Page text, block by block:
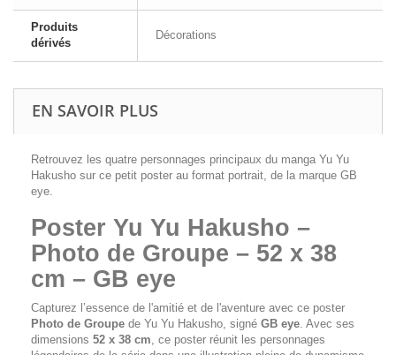
Produits
dérivés
Décorations
EN SAVOIR PLUS
Retrouvez les quatre personnages principaux du manga Yu Yu
Hakusho sur ce petit poster au format portrait, de la marque GB
eye.
Poster Yu Yu Hakusho –
Photo de Groupe – 52 x 38
cm – GB eye
Capturez l’essence de l'amitié et de l'aventure avec ce poster
Photo de Groupe de Yu Yu Hakusho, signé GB eye. Avec ses
dimensions 52 x 38 cm, ce poster réunit les personnages